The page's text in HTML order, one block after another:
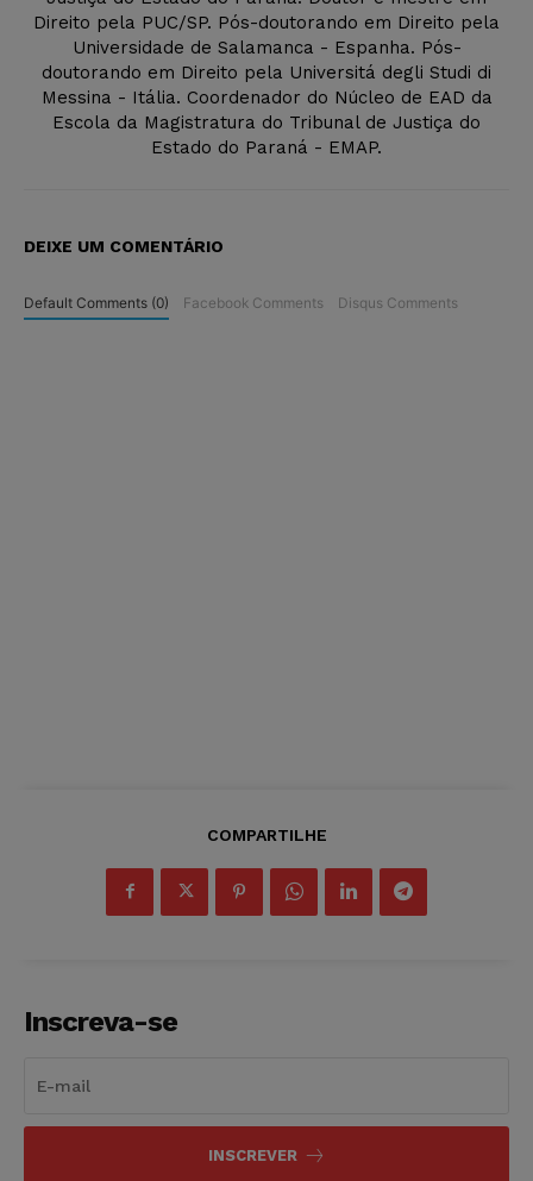
Direito pela PUC/SP. Pós-doutorando em Direito pela
Universidade de Salamanca - Espanha. Pós-
doutorando em Direito pela Universitá degli Studi di
Messina - Itália. Coordenador do Núcleo de EAD da
Escola da Magistratura do Tribunal de Justiça do
Estado do Paraná - EMAP.
DEIXE UM COMENTÁRIO
Default Comments (0) Facebook Comments Disqus Comments
COMPARTILHE
Inscreva-se
INSCREVER